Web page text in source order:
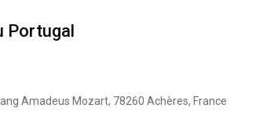
Portugal
Amadeus Mozart, 78260 Achères, France